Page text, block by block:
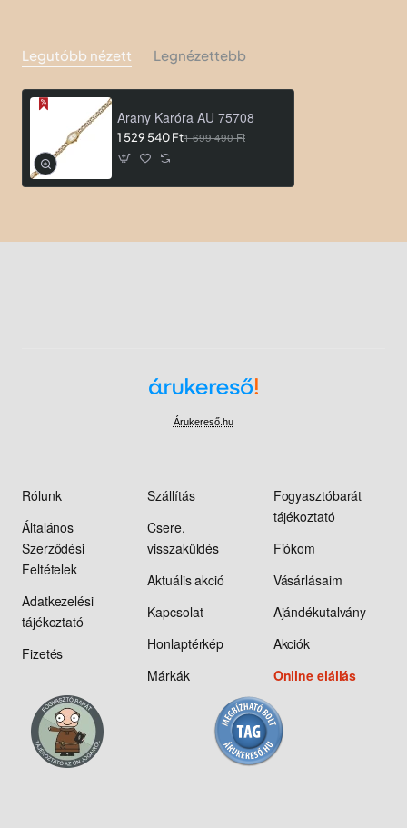
Legutóbb nézett Legnézettebb
Arany Karóra AU 75708
1 529 540 Ft1 699 490 Ft
Árukereső.hu
Rólunk
Általános
Szerződési
Feltételek
Adatkezelési
tájékoztató
Fizetés
Szállítás
Csere,
visszaküldés
Aktuális akció
Kapcsolat
Honlaptérkép
Márkák
Fogyasztóbarát
tájékoztató
Fiókom
Vásárlásaim
Ajándékutalvány
Akciók
Online elállás